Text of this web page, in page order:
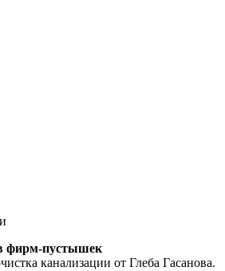
фирм-пустышек
канализации от Глеба Гасанова.